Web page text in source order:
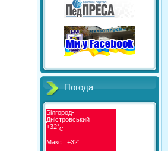
Погода
Білгород-
Дністровський
+32°C
Макс.: +32°